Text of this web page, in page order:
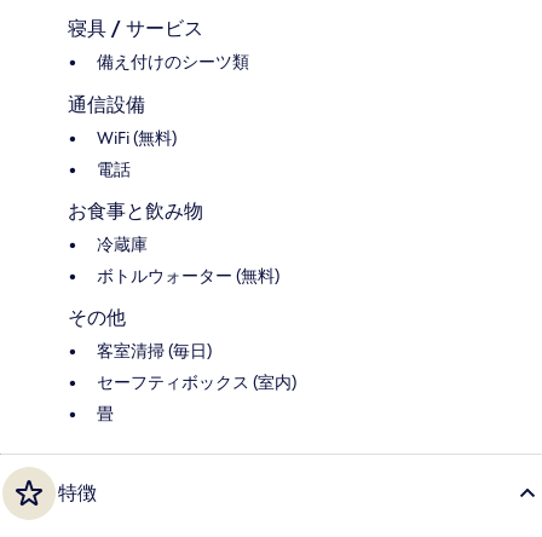
寝具 / サービス
備え付けのシーツ類
通信設備
WiFi (無料)
電話
お食事と飲み物
冷蔵庫
ボトルウォーター (無料)
その他
客室清掃 (毎日)
セーフティボックス (室内)
畳
特徴